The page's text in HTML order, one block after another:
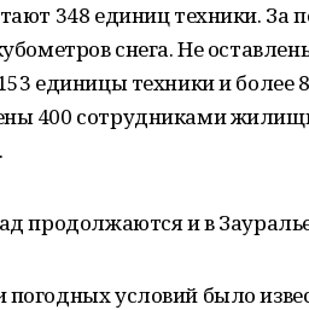
348 единиц техники. За
снега. Не
единицы техники и более
400 сотрудниками
продолжаются и в
условий было